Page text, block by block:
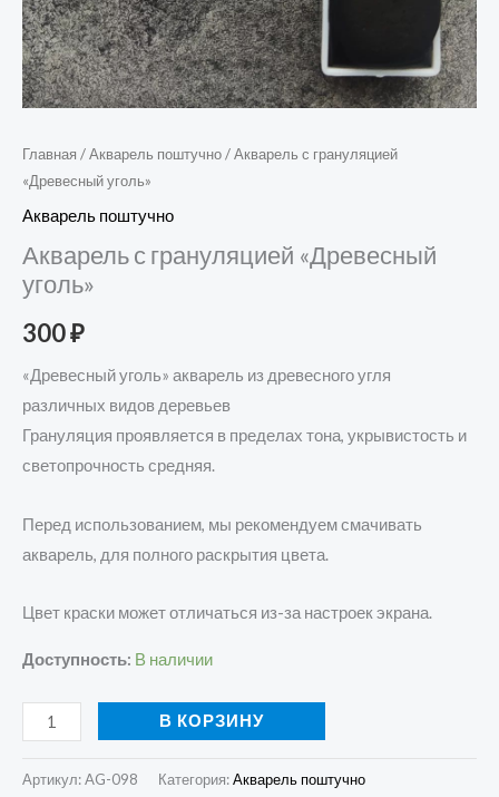
Главная /Акварель поштучно/ Акварель с грануляцией
«Древесный уголь»
Акварель поштучно
Акварель с грануляцией «Древесный
уголь»
300₽
«Древесный уголь» акварель из древесного угля
различных видов деревьев
Грануляция проявляется в пределах тона, укрывистость и
светопрочность средняя.
Перед использованием, мы рекомендуем смачивать
акварель, для полного раскрытия цвета.
Цвет краски может отличаться из-за настроек экрана.
Доступность: В наличии
В КОРЗИНУ
Артикул:AG-098 Категория:Акварель поштучно